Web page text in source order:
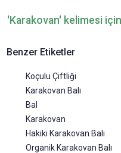
'Karakovan' kelimesi
Benzer Etiketler
Koçulu Çiftliği
Karakovan Balı
Bal
Karakovan
Hakiki Karakovan Balı
Organik Karakovan Balı